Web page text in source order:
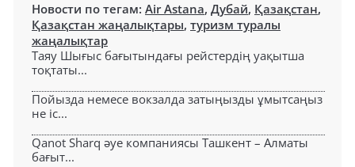
Новости по тегам: Air Astana, Дубай, Қазақстан,
Қазақстан жаңалықтары, туризм туралы
жаңалықтар
Таяу Шығыс бағытындағы рейстердің уақытша
тоқтаты...
Пойызда немесе вокзалда затыңызды ұмытсаңыз
не іс...
Qanot Sharq әуе компаниясы Ташкент – Алматы
бағыт...